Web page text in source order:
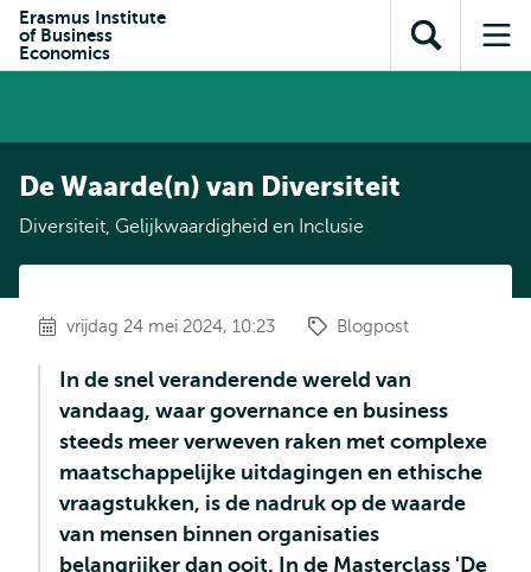
inhoud
Direct naar
subnavigatie
Erasmus Institute
of Business
Economics
Toon
zoekveld
De Waarde(n) van Diversiteit
Diversiteit, Gelijkwaardigheid en Inclusie
vrijdag 24 mei 2024, 10:23 Blogpost
In de snel veranderende wereld van
vandaag, waar governance en business
steeds meer verweven raken met complexe
maatschappelijke uitdagingen en ethische
vraagstukken, is de nadruk op de waarde
van mensen binnen organisaties
belangrijker dan ooit. In de Masterclass 'De